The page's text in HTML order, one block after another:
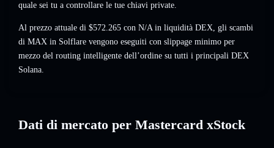
quale sei tu a controllare le tue chiavi private.
Al prezzo attuale di $572.265 con N/A in liquidità DEX, gli scambi
di MAX in Solflare vengono eseguiti con slippage minimo per
mezzo del routing intelligente dell’ordine su tutti i principali DEX
Solana.
Dati di mercato per Mastercard xStock